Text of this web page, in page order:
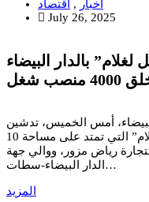
أخبار ,
اقتصاد
July 26, 2025
بالدار البيضاء
منصب شغل
أمس الخميس، تدشين
المنطقة الصناعية الجديدة “أهل لغلام” التي تمتد على مساحة 10
رياض مزور، ووالي جهة
الدار البيضاء-سطات…
المزيد